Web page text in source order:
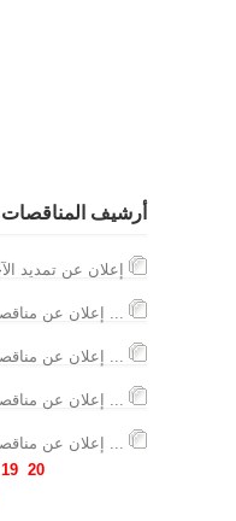
أرشيف المناقصات
إعلان عن مناقصة ...
إعلان عن مناقصة ...
إعلان عن مناقصة ...
إعلان عن مناقصة ...
19 20